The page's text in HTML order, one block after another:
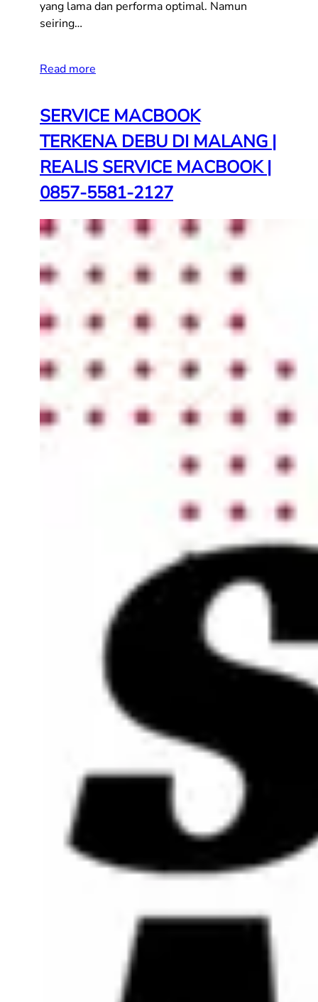
yang lama dan performa optimal. Namun
seiring…
Read more
SERVICE MACBOOK
TERKENA DEBU DI MALANG |
REALIS SERVICE MACBOOK |
0857-5581-2127